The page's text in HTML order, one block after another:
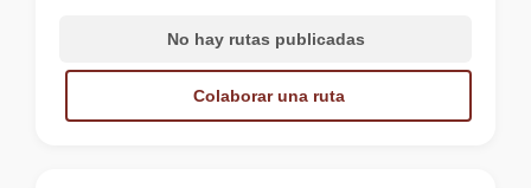
No hay rutas publicadas
Colaborar una ruta